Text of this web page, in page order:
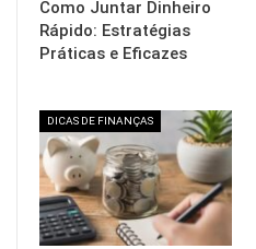
Como Juntar Dinheiro
Rápido: Estratégias
Práticas e Eficazes
DICAS DE FINANÇAS